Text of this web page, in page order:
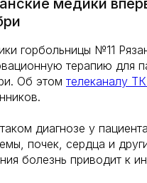
медики
горбольницы №11
терапию для
Об этом телеканалу
диагнозе у
почек, сердца и
болезнь приводит к